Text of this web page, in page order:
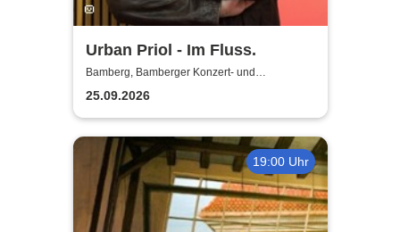
Urban Priol - Im Fluss.
Bamberg, Bamberger Konzert- und
Kongresshalle (Hegelsaal)
25.09.2026
19:00 Uhr